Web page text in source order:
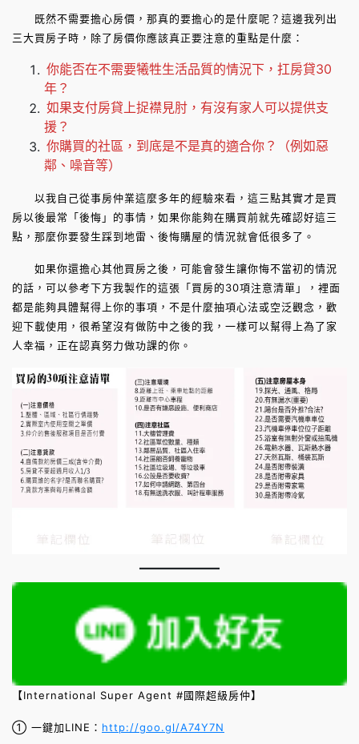
既然不需要擔心房價，那真的要擔心的是什麼呢？這邊我列出
三大買房子時，除了房價你應該真正要注意的重點是什麼：
你能否在不需要犧牲生活品質的情況下，扛房貸30
年？
如果支付房貸上捉襟見肘，有沒有家人可以提供支
援？
你購買的社區，到底是不是真的適合你？（例如惡
鄰、噪音等）
以我自己從事房仲業這麼多年的經驗來看，這三點其實才是買
房以後最常「後悔」的事情，如果你能夠在購買前就先確認好這三
點，那麼你要發生踩到地雷、後悔購屋的情況就會低很多了。
如果你還擔心其他買房之後，可能會發生讓你悔不當初的情況
的話，可以參考下方我製作的這張「買房的30項注意清單」，裡面
都是能夠具體幫得上你的事項，不是什麼抽項心法或空泛觀念，歡
迎下載使用，很希望沒有做防中之後的我，一樣可以幫得上為了家
人幸福，正在認真努力做功課的你。
【International Super Agent #國際超級房仲】
① 一鍵加LINE： http://goo.gl/A74Y7N